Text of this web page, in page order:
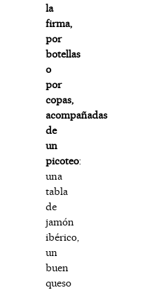
la
firma,
por
botellas
o
por
copas,
acompañadas
de
un
picoteo:
una
tabla
de
jamón
ibérico,
un
buen
queso